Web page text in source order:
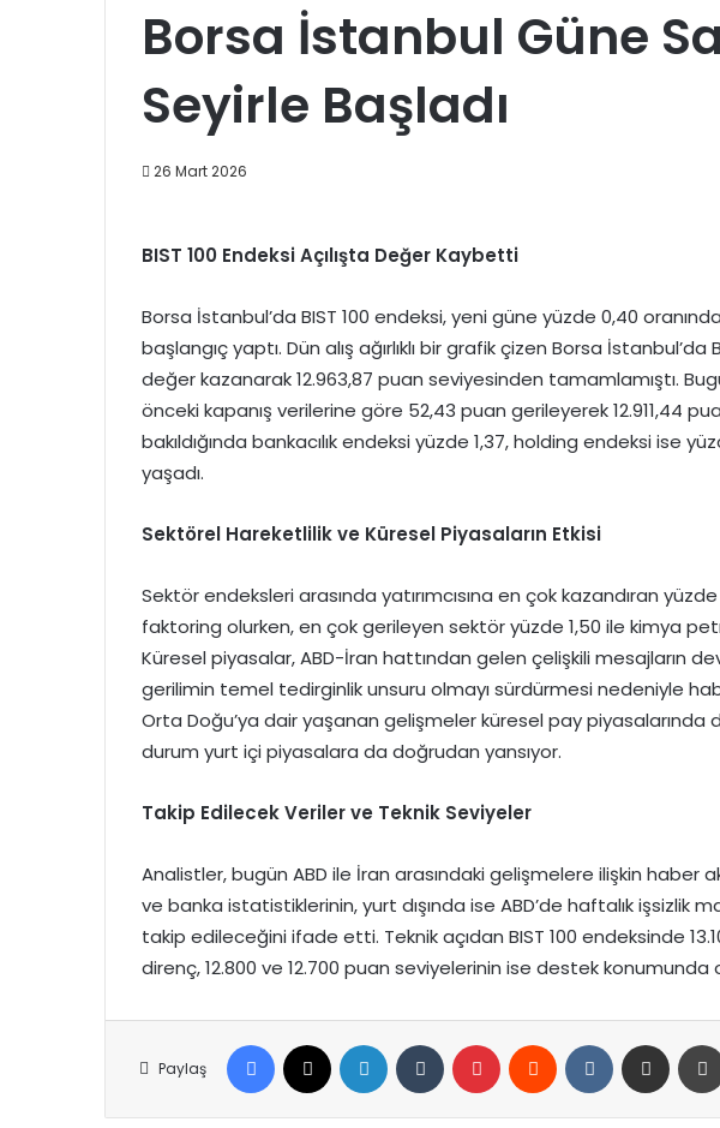
Borsa İstanbul Güne
Seyirle Başladı
26 Mart 2026
BIST 100 Endeksi Açılışta Değer Kaybetti
Borsa İstanbul’da BIST 100 endeksi, yeni güne yüzde 0,40
başlangıç yaptı. Dün alış ağırlıklı bir grafik çizen Borsa
değer kazanarak 12.963,87 puan seviyesinden tamamlamıştı.
önceki kapanış verilerine göre 52,43 puan gerileyerek 12.911,44
bakıldığında bankacılık endeksi yüzde 1,37, holding endeksi ise
yaşadı.
Sektörel Hareketlilik ve Küresel Piyasaların Etkisi
Sektör endeksleri arasında yatırımcısına en çok kazandıran
faktoring olurken, en çok gerileyen sektör yüzde 1,50 ile kimya
Küresel piyasalar, ABD-İran hattından gelen çelişkili mesajların
gerilimin temel tedirginlik unsuru olmayı sürdürmesi nedeniyle
Orta Doğu’ya dair yaşanan gelişmeler küresel pay
durum yurt içi piyasalara da doğrudan yansıyor.
Takip Edilecek Veriler ve Teknik Seviyeler
Analistler, bugün ABD ile İran arasındaki gelişmelere ilişkin haber
ve banka istatistiklerinin, yurt dışında ise ABD’de haftalık işsizlik
takip edileceğini ifade etti. Teknik açıdan BIST 100 endeksinde
direnç, 12.800 ve 12.700 puan seviyelerinin ise destek konumunda
Paylaş
Facebook LinkedIn Tumblr Pinterest Reddit VKontakteE-Posta ile paylaş